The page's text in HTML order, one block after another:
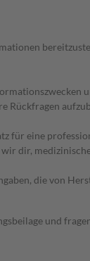
Rückfragen
für eine
dir,
die von
und